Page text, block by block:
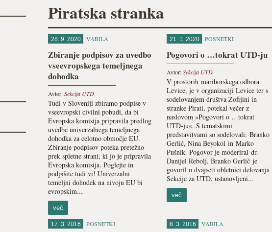
Piratska stranka
28. 9. 2020 VABILA
Zbiranje podpisov za uvedbo
vseevropskega temeljnega
dohodka
Avtor:Sekcija UTD
Tudi v Sloveniji zbiramo podpise v
vseevropski civilni pobudi, da bi
Evropska komisija pripravila predlog
uvedbe univerzalnega temeljnega
dohodka za celotno območje EU.
Zbiranje podpisov poteka pretežno
prek spletne strani, ki jo je pripravila
Evropska komisija. Poglejte in
podpišite tudi vi! Univerzalni
temeljni dohodek na nivoju EU bi
evropskim...
več
21. 1. 2020 POSNETKI
Pogovori o …tokrat UTD-ju
Avtor:Sekcija UTD
V prostorih mariborskega odbora
Levice, je v organizaciji Levice ter s
sodelovanjem društva Zofijini in
stranke Pirati, potekal večer z
naslovom »Pogovori o …tokrat
UTD-ju«. S tematskimi
predstavitvami so sodelovali: Branko
Gerlič, Nina Beyokol in Marko
Pušnik. Pogovor je moderiral dr.
Danijel Rebolj. Branko Gerlič je
govoril o dvajseti obletnici delovanja
Sekcije za UTD, ustanovljeni...
več
17. 3. 2016 POSNETKI 8. 3. 2016 VABILA